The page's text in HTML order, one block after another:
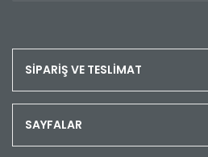
SİPARİŞ VE TESLİMAT
SAYFALAR